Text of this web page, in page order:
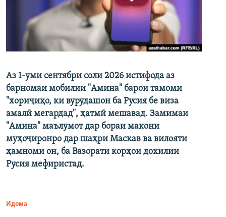
Аз 1-уми сентябри соли 2026 истифода аз
барномаи мобилии "Амина" барои тамоми
"хориҷиҳо, ки вурудашон ба Русия бе виза
амалӣ мегардад", ҳатмӣ мешавад. Замимаи
"Амина" маълумот дар бораи макони
муҳоҷиронро дар шаҳри Маскав ва вилояти
ҳамноми он, ба Вазорати корҳои дохилии
Русия мефиристад.
Идома